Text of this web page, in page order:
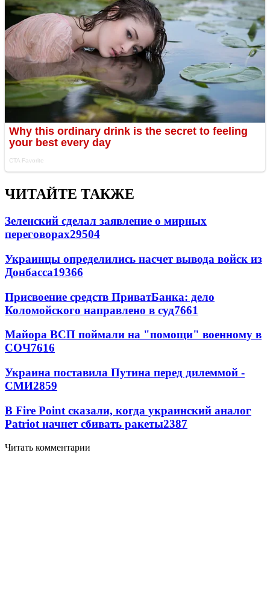
ЧИТАЙТЕ ТАКЖЕ
Зеленский сделал заявление о мирных
переговорах29504
Украинцы определились насчет вывода войск из
Донбасса19366
Присвоение средств ПриватБанка: дело
Коломойского направлено в суд7661
Майора ВСП поймали на "помощи" военному в
СОЧ7616
Украина поставила Путина перед дилеммой -
СМИ2859
В Fire Point сказали, когда украинский аналог
Patriot начнет сбивать ракеты2387
Читать комментарии